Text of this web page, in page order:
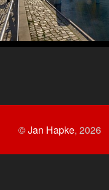
©Jan Hapke, 2026